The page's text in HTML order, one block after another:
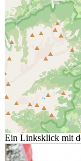
Ein Linksklick mit